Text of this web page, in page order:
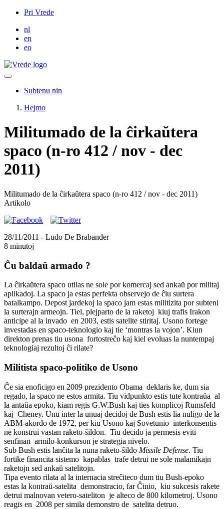
Skip
main
content
Pri Vrede
nl
en
eo
Subtenu nin
Hejmo
Militumado de la ĉirkaŭtera
spaco (n-ro 412 / nov - dec
2011)
Militumado de la ĉirkaŭtera spaco (n-ro 412 / nov - dec 2011)
Artikolo
28/11/2011 - Ludo De Brabander
8 minutoj
Ĉu baldaŭ armado ?
La ĉirkaŭtera spaco utilas ne sole por komercaj sed ankaŭ por militaj
aplikadoj. La spaco ja estas perfekta observejo de ĉiu surtera
batalkampo. Depost jardekoj la spaco jam estas militizita por subteni
la surterajn armeojn. Tiel, plejparto de la raketoj kiuj trafis Irakon
anticipe al la invado en 2003, estis satelite stiritaj. Usono fortege
investadas en spaco-teknologio kaj tie ‘montras la vojon’. Kiun
direkton prenas tiu usona fortostreĉo kaj kiel evoluas la nuntempaj
teknologiaj rezultoj ĉi rilate?
Militista spaco-politiko de Usono
Ĉe sia enoficigo en 2009 prezidento Obama deklaris ke, dum sia
regado, la spaco ne estos armita. Tiu vidpunkto estis tute kontraŭa al
la antaŭa epoko, kiam regis G.W.Bush kaj ties komplicoj Rumsfeld
kaj Cheney. Unu inter la unuaj decidoj de Bush estis lia nuligo de la
ABM-akordo de 1972, per kiu Usono kaj Sovetunio interkonsentis
ne konstrui vastan raketo-ŝildon. Tiu decido ja permesis eviti
senfinan armilo-konkurson je strategia nivelo.
Sub Bush estis lanĉita la nuna raketo-ŝildo Missile Defense. Tiu
fortike financita sistemo kapablas trafe detrui ne sole malamikajn
raketojn sed ankaŭ satelitojn.
Tipa evento rilata al la internacia streĉiteco dum tiu Bush-epoko
estas la kontraŭ-satelita demonstracio, far Ĉinio, kiu sukcesis rakete
detrui malnovan vetero-sateliton je alteco de 800 kilometroj. Usono
reagis en 2008 per simila demonstro de satelita detruo.